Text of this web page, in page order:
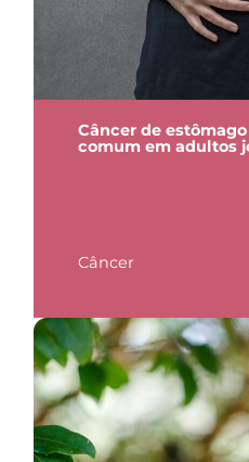
Câncer de
comum em adultos
Câncer